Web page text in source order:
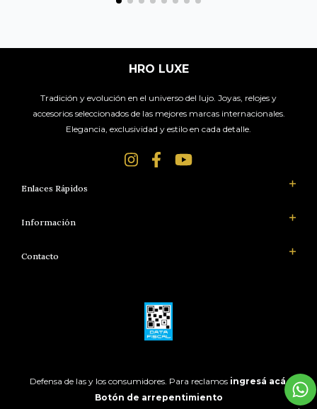
HRO LUXE
Tradición y evolución en el universo del lujo. Joyas, relojes y
accesorios seleccionados de las mejores marcas internacionales.
Elegancia, exclusividad y estilo en cada detalle.
Enlaces Rápidos
Información
Contacto
Defensa de las y los consumidores. Para reclamos ingresá acá.
Botón de arrepentimiento